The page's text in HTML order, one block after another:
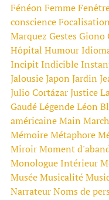
Fénéon Femme
conscienceFocalisation
Marquez GestesGiono
Hôpital Humour
IncipitIndicible
JalousieJapon Jardin
Julio CortázarJustice
GaudéLégendeLéon
américaineMain
MémoireMétaphore
MiroirMoment
Monologue Intérieur
MuséeMusicalité
NarrateurNoms de